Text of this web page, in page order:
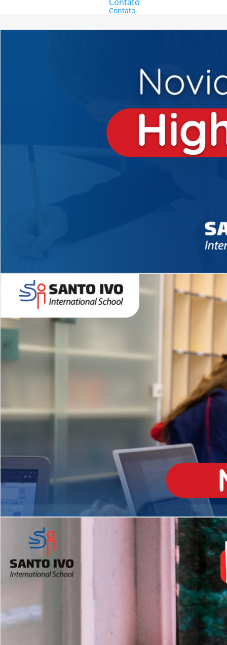
Contato
Novidades 2026 High School
Matrículas Abertas 2026
EDUCAÇÃO INFANTIL
Inglês todos os dias
MÉDIO
igh School
Dupla Diplomação
2º AO 5º ANO FUNDAMENTAL
es
Com imersão Bilingue - Anos
Finais